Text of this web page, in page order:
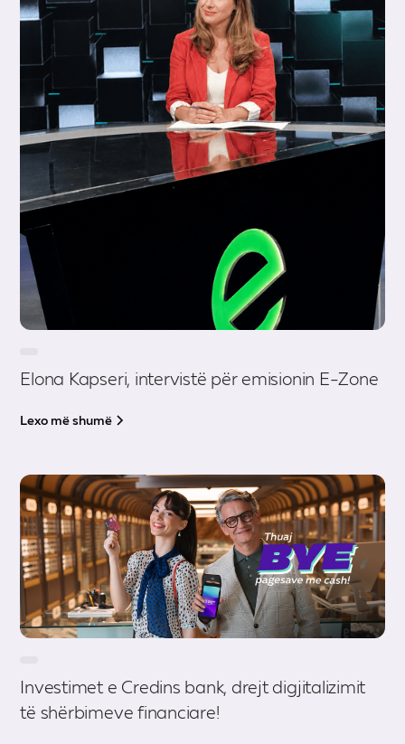
Elona Kapseri, intervistë për emisionin E-Zone
Lexo më shumë
Investimet e Credins bank, drejt digjitalizimit
të shërbimeve financiare!